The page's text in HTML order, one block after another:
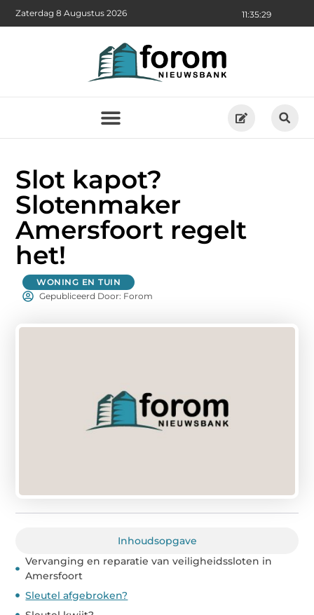
11:35:30
Zaterdag 8 Augustus 2026
Slot kapot?
Slotenmaker
Amersfoort regelt
het!
WONING EN TUIN
Gepubliceerd Door: Forom
Inhoudsopgave
Vervanging en reparatie van veiligheidssloten in
Amersfoort
Sleutel afgebroken?